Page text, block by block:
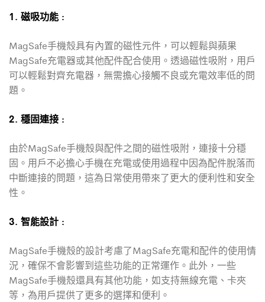
1. 磁吸功能 :
MagSafe手機殼具有內置的磁性元件，可以輕鬆與蘋果
MagSafe充電器或其他配件配合使用。透過磁性吸附，用戶
可以輕鬆對齊充電器，無需擔心接觸不良或充電效率低的問
題。
2. 穩固連接 :
由於MagSafe手機殼與配件之間的磁性吸附，連接十分穩
固。用戶不必擔心手機在充電或使用過程中因為配件脫落而
中斷連接的問題，這為日常使用帶來了更大的便利性和安全
性。
3. 智能設計 :
MagSafe手機殼的設計考慮了MagSafe充電和配件的使用情
況，確保不會影響到這些功能的正常運作。此外，一些
MagSafe手機殼還具有其他功能，如支持無線充電、卡夾
等，為用戶提供了更多的選擇和便利。